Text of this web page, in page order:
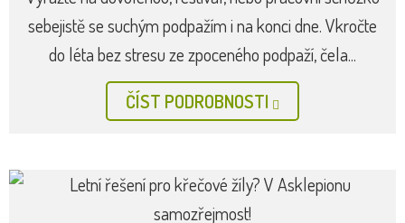
sebejistě se suchým podpažím i na konci dne. Vkročte
do léta bez stresu ze zpoceného podpaží, čela...
ČÍST PODROBNOSTI